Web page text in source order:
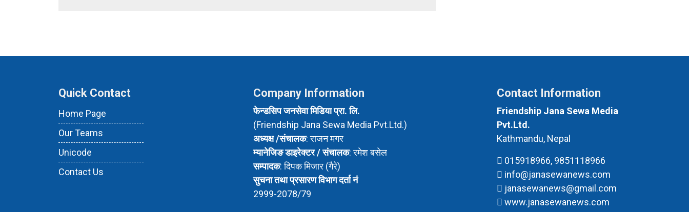
Quick Contact
Home Page
Our Teams
Unicode
Contact Us
Company Information
फेन्डसिप जनसेवा मिडिया प्रा. लि.
(Friendship Jana Sewa Media Pvt.Ltd.)
अध्यक्ष /संचालक: राजन मगर
म्यानेजिङ डाइरेक्टर / संचालक: रमेश बसेल
सम्पादक: दिपक मिजार (गैरे)
सुचना तथा प्रसारण विभाग दर्ता नं
2999-2078/79
Contact Information
Friendship Jana Sewa Media
Pvt.Ltd.
Kathmandu, Nepal
015918966, 9851118966
info@janasewanews.com
janasewanews@gmail.com
www.janasewanews.com